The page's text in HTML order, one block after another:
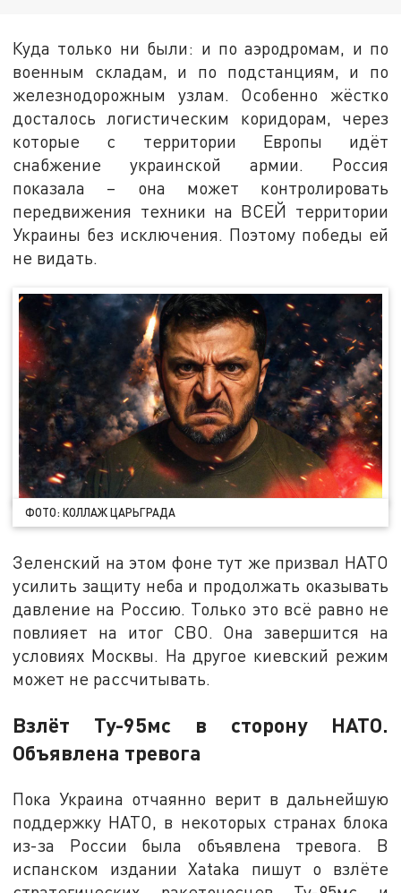
Куда только ни были: и по аэродромам, и по
военным складам, и по подстанциям, и по
железнодорожным узлам. Особенно жёстко
досталось логистическим коридорам, через
которые с территории Европы идёт
снабжение украинской армии. Россия
показала – она может контролировать
передвижения техники на ВСЕЙ территории
Украины без исключения. Поэтому победы ей
не видать.
ФОТО: КОЛЛАЖ ЦАРЬГРАДА
Зеленский на этом фоне тут же призвал НАТО
усилить защиту неба и продолжать оказывать
давление на Россию. Только это всё равно не
повлияет на итог СВО. Она завершится на
условиях Москвы. На другое киевский режим
может не рассчитывать.
Взлёт Ту-95мс в сторону НАТО.
Объявлена тревога
Пока Украина отчаянно верит в дальнейшую
поддержку НАТО, в некоторых странах блока
из-за России была объявлена тревога. В
испанском издании Xataka пишут о взлёте